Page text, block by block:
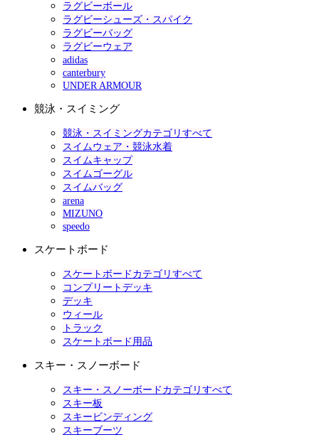
ラグビーボール
ラグビーシューズ・スパイク
ラグビーバッグ
ラグビーウェア
adidas
canterbury
UNDER ARMOUR
競泳・スイミング
競泳・スイミングカテゴリすべて
スイムウェア・競泳水着
スイムキャップ
スイムゴーグル
スイムバッグ
arena
MIZUNO
speedo
スケートボード
スケートボードカテゴリすべて
コンプリートデッキ
デッキ
ウィール
トラック
スケートボード用品
スキー・スノーボード
スキー・スノーボードカテゴリすべて
スキー板
スキービンディング
スキーブーツ